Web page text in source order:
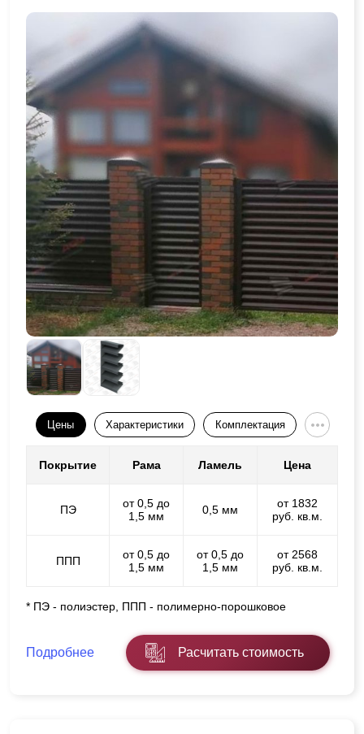
Цены Характеристики Комплектация
Покрытие Рама Ламель Цена
ПЭ
от 0,5 до
1,5 мм
0,5 мм
от 1832
руб. кв.м.
ППП
от 0,5 до
1,5 мм
от 0,5 до
1,5 мм
от 2568
руб. кв.м.
* ПЭ - полиэстер, ППП - полимерно-порошковое
Подробнее Расчитать стоимость